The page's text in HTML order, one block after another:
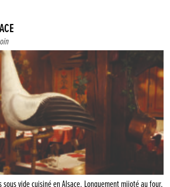
vide cuisiné en Alsace. Longuement mijoté au four,